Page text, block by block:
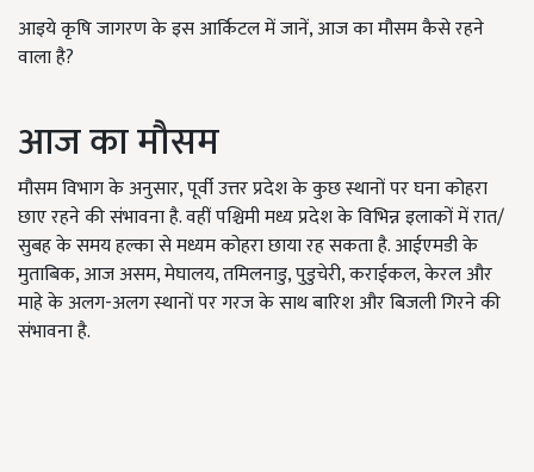
आइये कृषि जागरण के इस आर्किटल में जानें, आज का मौसम कैसे रहने
वाला है?
आज का मौसम
मौसम विभाग के अनुसार, पूर्वी उत्तर प्रदेश के कुछ स्थानों पर घना कोहरा
छाए रहने की संभावना है. वहीं पश्चिमी मध्य प्रदेश के विभिन्न इलाकों में रात/
सुबह के समय हल्का से मध्यम कोहरा छाया रह सकता है. आईएमडी के
मुताबिक, आज असम, मेघालय, तमिलनाडु, पुडुचेरी, कराईकल, केरल और
माहे के अलग-अलग स्थानों पर गरज के साथ बारिश और बिजली गिरने की
संभावना है.